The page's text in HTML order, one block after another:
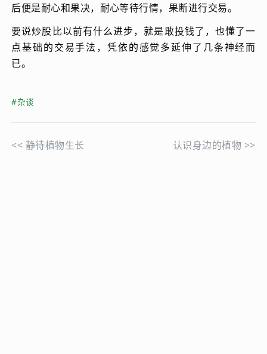
后便是耐心和果决，耐心等待行情，果断进行交易。
要说炒股比以前有什么进步，就是敢投钱了，也懂了一
点基础的交易手法，凭依的感觉多延伸了几条神经而
已。
#杂谈
<< 静待植物生长 认识身边的植物 >>